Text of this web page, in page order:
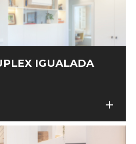
IGUALADA
add